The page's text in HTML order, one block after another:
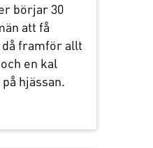
börjar 30
att få
framför allt
en kal
hjässan.